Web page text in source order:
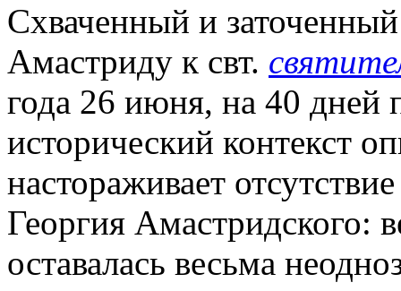
Схваченный и
Амастриду к свт.
года 26 июня, на 40 дней
исторический контекст
настораживает
Георгия Амастридского:
оставалась весьма